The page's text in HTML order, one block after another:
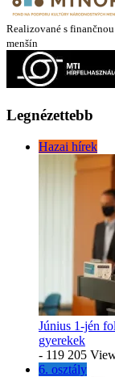
Realizované s
menšín
Legnézettebb
Hazai hírek
Június 1-jén
gyerekek
- 119 205
6. osztály